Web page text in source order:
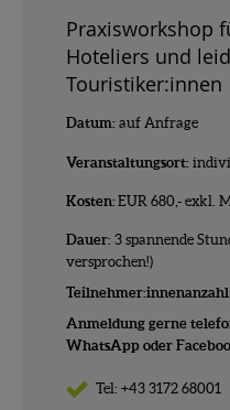
Praxisworkshop
Hoteliers und
Touristiker:innen
Datum: auf Anfrage
Veranstaltungsort:
Kosten: EUR 680,- exkl.
Dauer: 3 spannende
versprochen!)
Teilnehmer:innenanzahl
Anmeldung gerne
WhatsApp oder
Tel: +43 3172 68001